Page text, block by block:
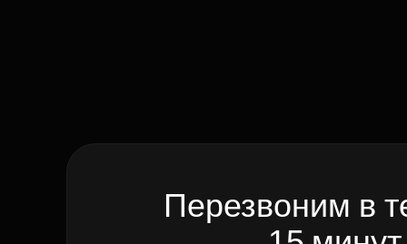
Перезвоним в